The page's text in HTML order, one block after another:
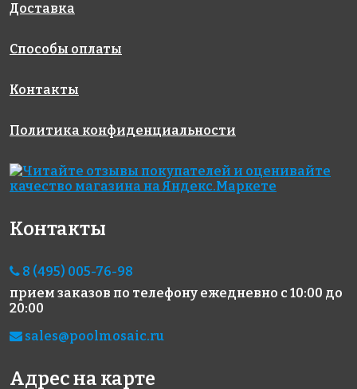
2459 руб./м²
318x318
3883 руб./м²
GE13-10
318x318
Rose G 62
Rose G 24
Доставка
Способы оплаты
Контакты
Политика конфиденциальности
Контакты
8 (495) 005-76-98
прием заказов по телефону ежедневно с 10:00 до
20:00
sales@poolmosaic.ru
Адрес на карте